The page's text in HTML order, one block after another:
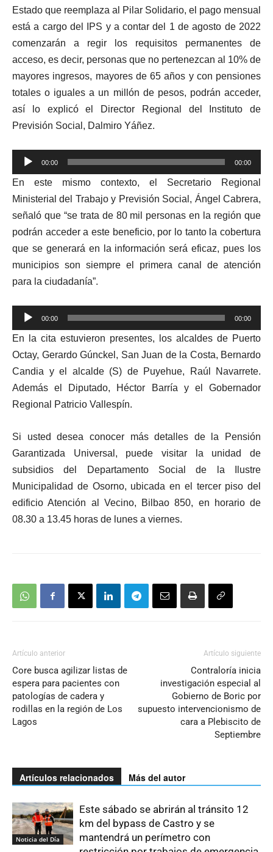
Estado que reemplaza al Pilar Solidario, el pago mensual
está a cargo del IPS y a contar del 1 de agosto de 2022
comenzarán a regir los requisitos permanentes de
acceso, es decir, personas que no pertenezcan al 10% de
mayores ingresos, mayores de 65 años y con pensiones
totales o iguales a un millón de pesos, podrán acceder,
así lo explicó el Director Regional del Instituto de
Previsión Social, Dalmiro Yáñez.
Reproductor
de
audio
00:00 00:00
En este mismo contexto, el Secretario Regional
Ministerial del Trabajo y Previsión Social, Ángel Cabrera,
señaló que “se trata de 80 mil personas en la región que
podrán acceder a este beneficio, por lo tanto la cobertura
que se generará en la información será eficaz, pues los
municipios son siempre el primera canal de atención
para la ciudadanía”.
Reproductor
de
audio
00:00 00:00
En la cita estuvieron presentes, los alcaldes de Puerto
Octay, Gerardo Gúnckel, San Juan de la Costa, Bernardo
Candia y el alcalde (S) de Puyehue, Raúl Navarrete.
Además el Diputado, Héctor Barría y el Gobernador
Regional Patricio Vallespín.
Si usted desea conocer más detalles de la Pensión
Garantizada Universal, puede visitar la unidad de
subsidios del Departamento Social de la Ilustre
Municipalidad de Osorno, ubicada en el tercer piso del
edificio Atención al Vecino, Bilbao 850, en horario de
08.30 a 13.45 horas de lunes a viernes.
Artículo anterior
Core busca agilizar listas de
espera para pacientes con
patologías de cadera y
rodillas en la región de Los
Lagos
Artículo siguiente
Contraloría inicia
investigación especial al
Gobierno de Boric por
supuesto intervencionismo de
cara a Plebiscito de
Septiembre
Artículos relacionados Más del autor
Noticia del Día
Este sábado se abrirán al tránsito 12
km del bypass de Castro y se
mantendrá un perímetro con